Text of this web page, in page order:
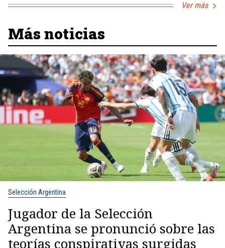
Ver más
Más noticias
Selección Argentina
Jugador de la Selección
Argentina se pronunció sobre las
teorías conspirativas surgidas